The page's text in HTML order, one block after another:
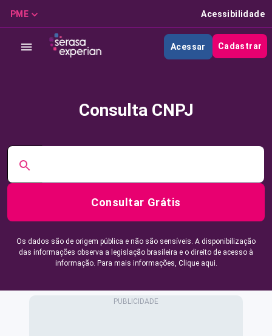
PME Acessibilidade
Acessar Cadastrar
Consulta CNPJ
Consultar Grátis
Os dados são de origem pública e não são sensíveis. A disponibilização
das informações observa a legislação brasileira e o direito de acesso à
informação. Para mais informações, Clique aqui.